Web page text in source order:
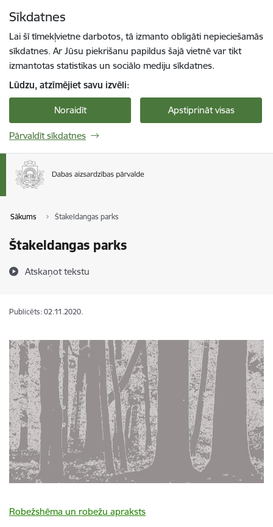
Sīkdatnes
Lai šī tīmekļvietne darbotos, tā izmanto obligāti nepieciešamās
sīkdatnes. Ar Jūsu piekrišanu papildus šajā vietnē var tikt
izmantotas statistikas un sociālo mediju sīkdatnes.
Lūdzu, atzīmējiet savu izvēli:
Noraidīt Apstiprināt visas
Pārvaldīt sīkdatnes
Sākums Štakeldangas parks
Štakeldangas parks
Atskaņot tekstu
Publicēts: 02.11.2020.
Robežshēma un robežu apraksts